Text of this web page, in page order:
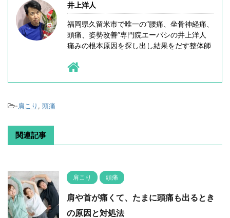
井上洋人
福岡県久留米市で唯一の”腰痛、坐骨神経痛、
頭痛、姿勢改善”専門院エーパシの井上洋人
痛みの根本原因を探し出し結果をだす整体師
-肩こり , 頭痛
関連記事
肩こり 頭痛
肩や首が痛くて、たまに頭痛も出るとき
の原因と対処法